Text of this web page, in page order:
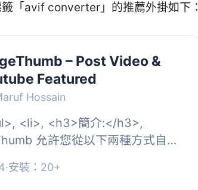
「avif converter」的推薦外掛如下：
– Post Video &
Featured
Hossain
<li>, <h3>簡介:</h3>,
允許您從以下兩種方式自動
·安裝：20+